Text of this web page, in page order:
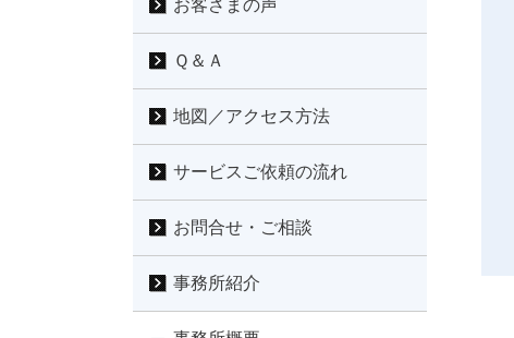
お客さまの声
Ｑ＆Ａ
地図／アクセス方法
サービスご依頼の流れ
お問合せ・ご相談
事務所紹介